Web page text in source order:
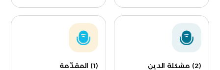
(2) مشكلة الدين
(1) المقدّمة